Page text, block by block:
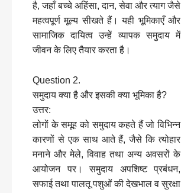
है, जहाँ बच्चे अहिंसा, दान, सेवा और त्याग जैसे
महत्वपूर्ण मूल्य सीखते हैं। यही भूमिकाएँ और
सामाजिक दायित्व उन्हें व्यापक समुदाय में
जीवन के लिए तैयार करता है।
Question 2.
समुदाय क्या है और इसकी क्या भूमिका है?
उत्तर:
लोगों के समूह को समुदाय कहते हैं जो विभिन्न
कारणों से एक साथ आते हैं, जैसे कि त्योहार
मनाने और मेले, विवाह तथा अन्य अवसरों के
आयोजन पर। समुदाय अपशिष्ट प्रबंधन,
सफाई तथा पालतू पशुओं की देखभाल व सुरक्षा